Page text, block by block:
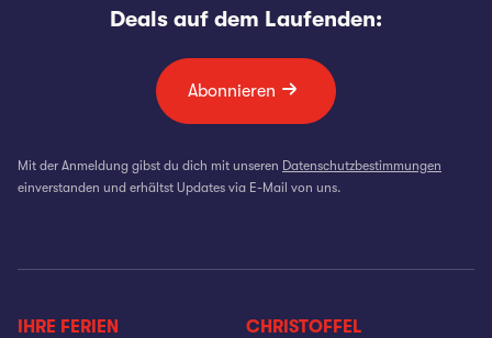
Deals auf dem Laufenden:
Abonnieren
Mit der Anmeldung gibst du dich mit unseren Datenschutzbestimmungen
einverstanden und erhältst Updates via E-Mail von uns.
IHRE FERIEN CHRISTOFFEL